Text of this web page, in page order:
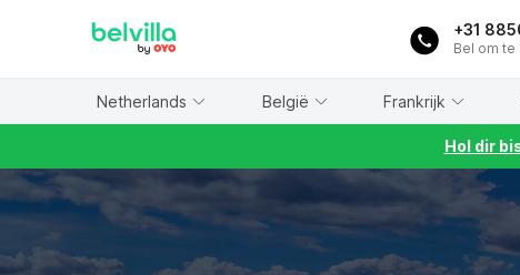
+31
Bel om
Netherlands België Frankrijk
Hol dir